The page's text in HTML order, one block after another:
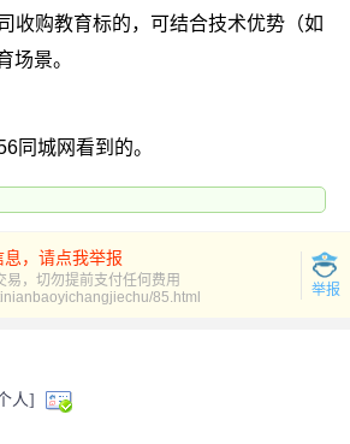
收购教育标的，可结合技术优势（如
场景。
同城网看到的。
，请点我举报
易，切勿提前支付任何费用
举报
85.html
人]